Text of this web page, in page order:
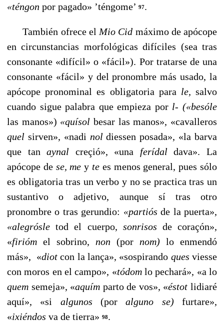
«téngon por pagado» ’téngome’ 97.
También ofrece el Mio Cid máximo de apócope
en cir­cunstancias morfológicas difíciles (sea tras
consonante «di­fícil» o «fácil»). Por tratarse de una
consonante «fácil» y del pronombre más usado, la
apócope pronominal es obliga­toria para le,salvo
cuando sigue palabra que empieza por l-(«besóle
las manos») «quísolbesar las manos», «cavalleros
quel sirven», «nadi noldiessen posada», «la barva
que tanaynal creçió», «una ferídaldava». La
apócope de se, mey te es menos general, pues sólo
es obligatoria tras un ver­bo y no se practica tras un
sustantivo o adjetivo, aunque sí tras otro
pronombre o tras gerundio: «partiósde la puer­ta»,
«alegrósletod el cuerpo, sonrisos de coraçón»,
«firióm el sobrino, non (por nom) lo enmendó
más», «diotcon la lança», «sospirando ques viesse
con moros en el campo», «tódomlo pechará», «a lo
quem semeja», «aquím parto de vos», «éstotlidiaré
aquí», «si algunos(poralguno se)furtare»,
«ixiéndos va de tierra» 98.